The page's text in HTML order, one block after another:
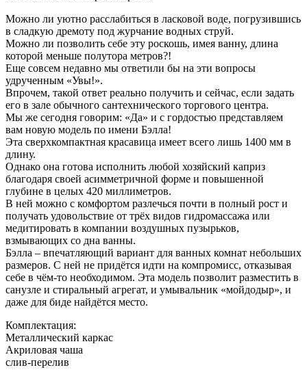
Можно ли уютно расслабиться в ласковой воде, погрузившись
в сладкую дремоту под журчание водных струй.
Можно ли позволить себе эту роскошь, имея ванну, длина
которой меньше полутора метров?!
Еще совсем недавно мы ответили бы на эти вопросы
удрученным «Увы!».
Впрочем, такой ответ реально получить и сейчас, если задать
его в зале обычного сантехнического торгового центра.
Мы же сегодня говорим: «Да» и с гордостью представляем
вам новую модель по имени Бэлла!
Эта сверхкомпактная красавица имеет всего лишь 1400 мм в
длину.
Однако она готова исполнить любой хозяйский каприз
благодаря своей асимметричной форме и повышенной
глубине в целых 420 миллиметров.
В ней можно с комфортом разлечься почти в полный рост и
получать удовольствие от трёх видов гидромассажа или
медитировать в компании воздушных пузырьков,
взмывающих со дна ванны.
Бэлла – впечатляющий вариант для ванных комнат небольших
размеров. С ней не придётся идти на компромисс, отказывая
себе в чём-то необходимом. Эта модель позволит разместить в
санузле и стиральный агрегат, и умывальник «мойдодыр», и
даже для биде найдётся место.
Комплектация:
Металлический каркас
Акриловая чаша
слив-перелив